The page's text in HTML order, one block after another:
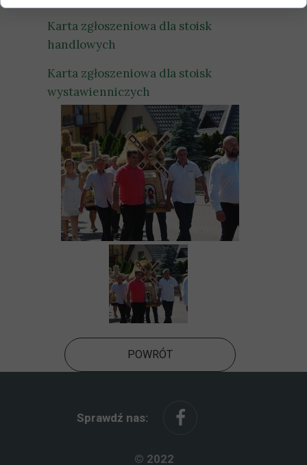
© 2022
Sprawdź nas:
Karta zgłoszeniowa dla stoisk
handlowych
Karta zgłoszeniowa dla stoisk
wystawienniczych
POWRÓT